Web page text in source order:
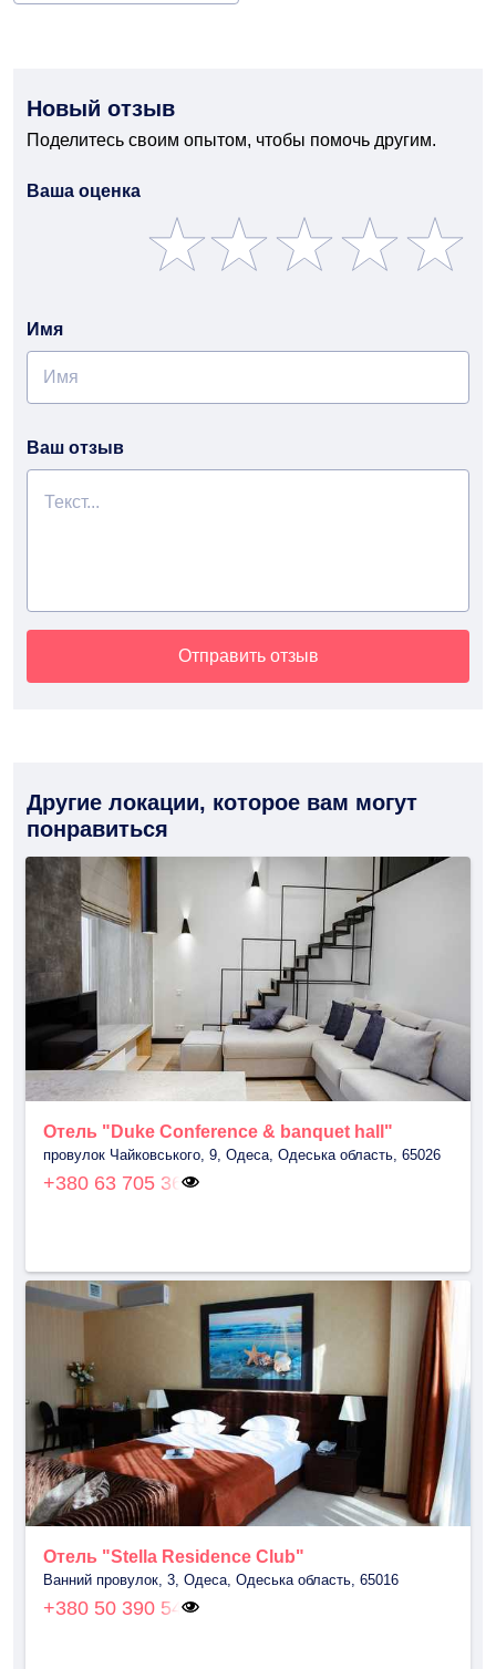
Новый отзыв
Поделитесь своим опытом, чтобы помочь другим.
Ваша оценка
Имя
Ваш отзыв
Отправить отзыв
Другие локации, которое вам могут
понравиться
Отель "Duke Conference & banquet hall"
провулок Чайковського, 9, Одеса, Одеська область, 65026
+380 63 705 36
Отель "Stella Residence Club"
Ванний провулок, 3, Одеса, Одеська область, 65016
+380 50 390 54